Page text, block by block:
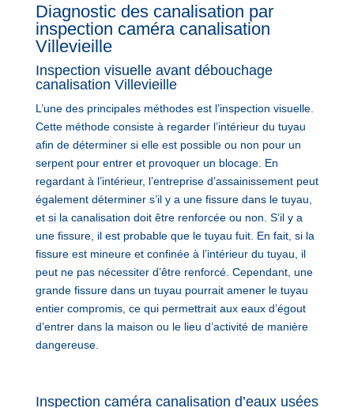
Diagnostic des canalisation par
inspection caméra canalisation
Villevieille
Inspection visuelle avant débouchage
canalisation Villevieille
L’une des principales méthodes est l’inspection visuelle.
Cette méthode consiste à regarder l’intérieur du tuyau
afin de déterminer si elle est possible ou non pour un
serpent pour entrer et provoquer un blocage. En
regardant à l’intérieur, l’entreprise d’assainissement peut
également déterminer s’il y a une fissure dans le tuyau,
et si la canalisation doit être renforcée ou non. S’il y a
une fissure, il est probable que le tuyau fuit. En fait, si la
fissure est mineure et confinée à l’intérieur du tuyau, il
peut ne pas nécessiter d’être renforcé. Cependant, une
grande fissure dans un tuyau pourrait amener le tuyau
entier compromis, ce qui permettrait aux eaux d’égout
d’entrer dans la maison ou le lieu d’activité de manière
dangereuse.
Inspection caméra canalisation d’eaux usées